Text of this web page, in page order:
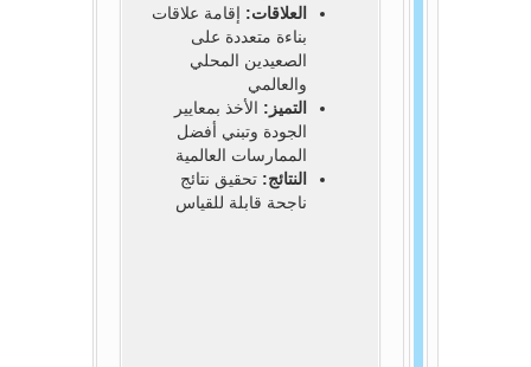
العلاقات: إقامة علاقات
بناءة متعددة على
الصعيدين المحلي
والعالمي
التميز: الأخذ بمعايير
الجودة وتبني أفضل
الممارسات العالمية
النتائج: تحقيق نتائج
ناجحة قابلة للقياس